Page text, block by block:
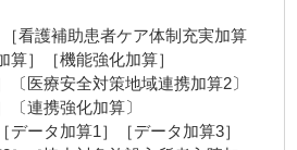
［看護補助患者ケア体制充実加算
］［機能強化加算］
〔医療安全対策地域連携加算2〕
〔連携強化加算〕
データ加算1］［データ加算3］